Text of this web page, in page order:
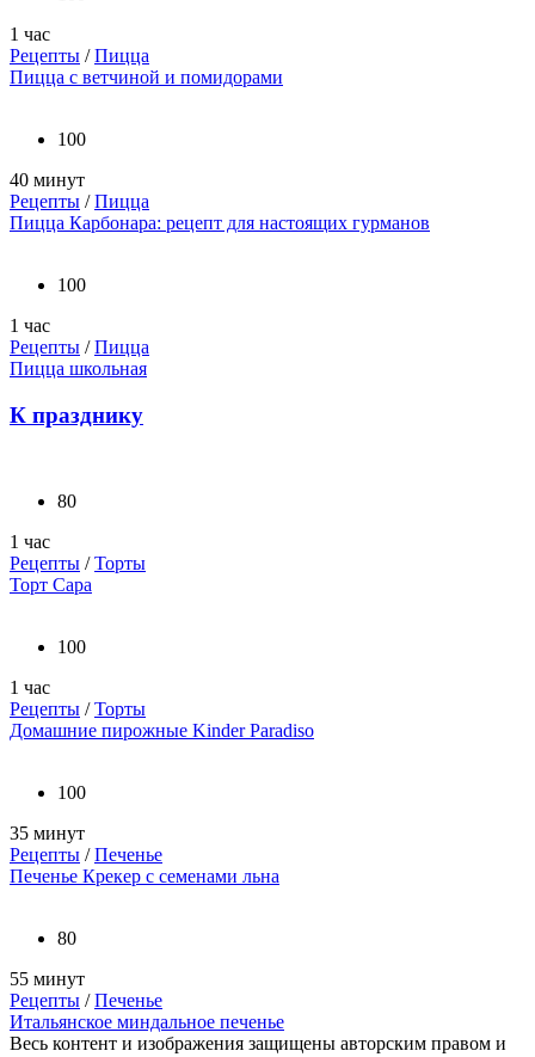
1 час
Рецепты /Пицца
Пицца с ветчиной и помидорами
100
40 минут
Рецепты /Пицца
Пицца Карбонара: рецепт для настоящих гурманов
100
1 час
Рецепты /Пицца
Пицца школьная
К празднику
80
1 час
Рецепты /Торты
Торт Сара
100
1 час
Рецепты /Торты
Домашние пирожные Kinder Paradiso
100
35 минут
Рецепты /Печенье
Печенье Крекер с семенами льна
80
55 минут
Рецепты /Печенье
Итальянское миндальное печенье
Весь контент и изображения защищены авторским правом и